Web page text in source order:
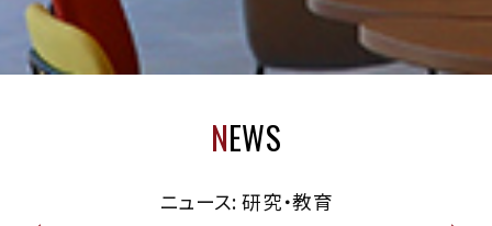
NEWS
ニュース: 研究・教育